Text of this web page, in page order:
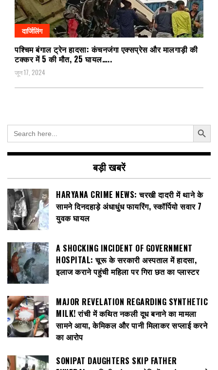
दार्जिलिंग
पश्चिम बंगाल ट्रेन हादसा: कंचनजंगा एक्सप्रेस और मालगाड़ी की
टक्कर में 5 की मौत, 25 घायल…..
जून 17, 2024
Search
for:
Search Button
बड़ी खबरें
HARYANA CRIME NEWS: चरखी दादरी में थाने के
सामने दिनदहाड़े अंधाधुंध फायरिंग, स्कॉर्पियो सवार 7
युवक घायल
A SHOCKING INCIDENT OF GOVERNMENT
HOSPITAL: चूरू के सरकारी अस्पताल में हादसा,
इलाज कराने पहुंची महिला पर गिरा छत का प्लास्टर
MAJOR REVELATION REGARDING SYNTHETIC
MILK! रांची में कथित नकली दूध बनाने का मामला
सामने आया, केमिकल और पानी मिलाकर सप्लाई करने
का आरोप
SONIPAT DAUGHTERS SKIP FATHER